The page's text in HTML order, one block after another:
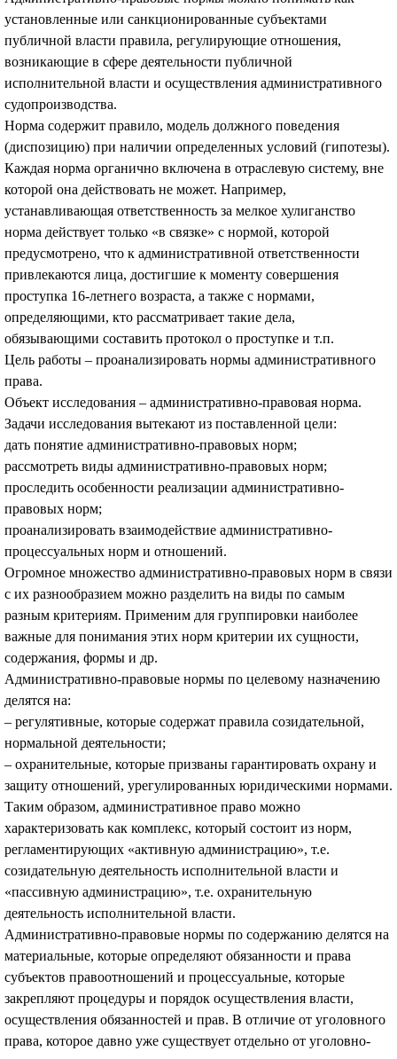
установленные или санкционированные субъектами
публичной власти правила, регулирующие отношения,
возникающие в сфере деятельности публичной
исполнительной власти и осуществления административного
судопроизводства.
Норма содержит правило, модель должного поведения
(диспозицию) при наличии определенных условий (гипотезы).
Каждая норма органично включена в отраслевую систему, вне
которой она действовать не может. Например,
устанавливающая ответственность за мелкое хулиганство
норма действует только «в связке» с нормой, которой
предусмотрено, что к административной ответственности
привлекаются лица, достигшие к моменту совершения
проступка 16-летнего возраста, а также с нормами,
определяющими, кто рассматривает такие дела,
обязывающими составить протокол о проступке и т.п.
Цель работы – проанализировать нормы административного
права.
Объект исследования – административно-правовая норма.
Задачи исследования вытекают из поставленной цели:
дать понятие административно-правовых норм;
рассмотреть виды административно-правовых норм;
проследить особенности реализации административно-
правовых норм;
проанализировать взаимодействие административно-
процессуальных норм и отношений.
Огромное множество административно-правовых норм в связи
с их разнообразием можно разделить на виды по самым
разным критериям. Применим для группировки наиболее
важные для понимания этих норм критерии их сущности,
содержания, формы и др.
Административно-правовые нормы по целевому назначению
делятся на:
– регулятивные, которые содержат правила созидательной,
нормальной деятельности;
– охранительные, которые призваны гарантировать охрану и
защиту отношений, урегулированных юридическими нормами.
Таким образом, административное право можно
характеризовать как комплекс, который состоит из норм,
регламентирующих «активную администрацию», т.е.
созидательную деятельность исполнительной власти и
«пассивную администрацию», т.е. охранительную
деятельность исполнительной власти.
Административно-правовые нормы по содержанию делятся на
материальные, которые определяют обязанности и права
субъектов правоотношений и процессуальные, которые
закрепляют процедуры и порядок осуществления власти,
осуществления обязанностей и прав. В отличие от уголовного
права, которое давно уже существует отдельно от уголовно-